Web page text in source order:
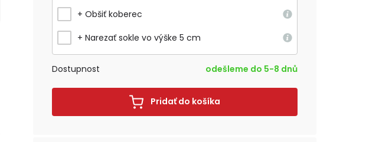
+ Obšiť koberec
+ Narezať sokle vo výške 5 cm
Dostupnost odešleme do 5-8 dnů
Pridať do košíka